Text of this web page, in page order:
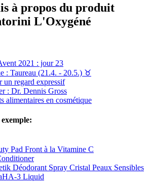
à propos du produit
L'Oxygéné
2021 : jour 23
: Taureau (21.4. - 20.5.) ♉︎
un regard expressif
: Dr. Dennis Gross
alimentaires en cosmétique
Pad Front à la Vitamine C
Déodorant Spray Cristal Peaux Sensibles
3 Liquid